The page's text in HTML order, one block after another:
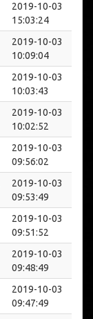
2019-10-03
15:03:24
2019-10-03
10:09:04
2019-10-03
10:03:43
2019-10-03
10:02:52
2019-10-03
09:56:02
2019-10-03
09:53:49
2019-10-03
09:51:52
2019-10-03
09:48:49
2019-10-03
09:47:49